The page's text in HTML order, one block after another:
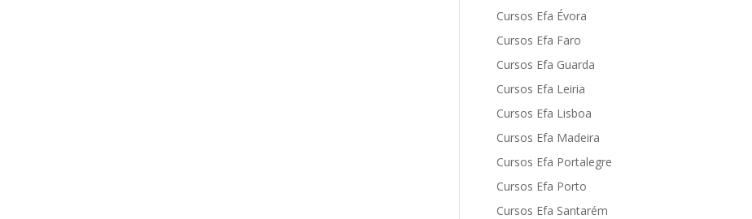
Cursos Efa Évora
Cursos Efa Faro
Cursos Efa Guarda
Cursos Efa Leiria
Cursos Efa Lisboa
Cursos Efa Madeira
Cursos Efa Portalegre
Cursos Efa Porto
Cursos Efa Santarém